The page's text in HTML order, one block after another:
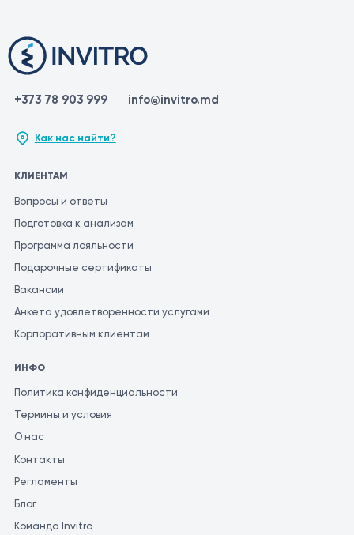
+373 78 903 999 info@invitro.md
Как нас найти?
КЛИЕНТАМ
Вопросы и ответы
Подготовка к анализам
Программа лояльности
Подарочные сертификаты
Вакансии
Анкета удовлетворенности услугами
Корпоративным клиентам
ИНФО
Политика конфиденциальности
Термины и условия
О нас
Контакты
Регламенты
Блог
Команда Invitro